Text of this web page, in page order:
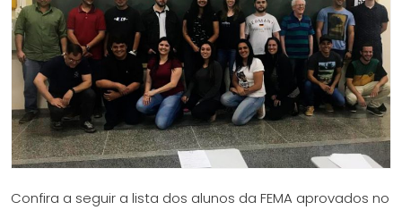
Confira a seguir a lista dos alunos da FEMA aprovados no